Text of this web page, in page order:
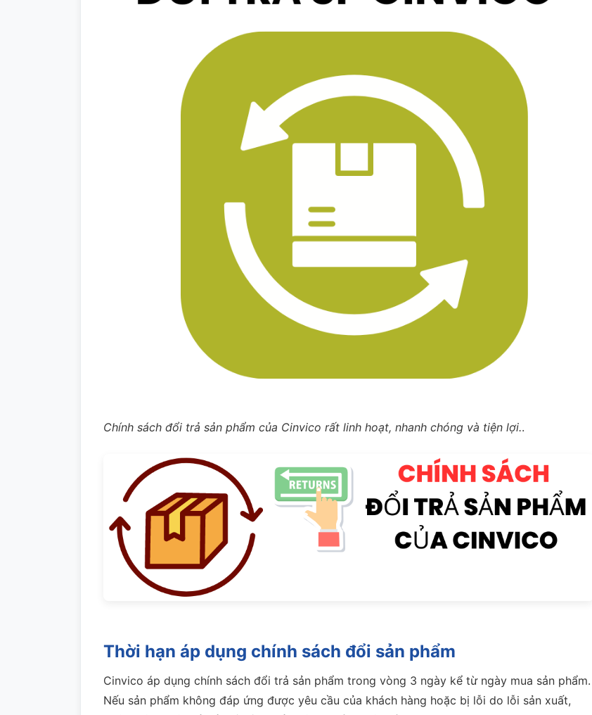
Chính sách đổi trả sản phẩm của Cinvico rất linh hoạt, nhanh chóng và tiện lợi..
Thời hạn áp dụng chính sách đổi sản phẩm
Cinvico áp dụng chính sách đổi trả sản phẩm trong vòng 3 ngày kể từ ngày mua sản phẩm.
Nếu sản phẩm không đáp ứng được yêu cầu của khách hàng hoặc bị lỗi do lỗi sản xuất,